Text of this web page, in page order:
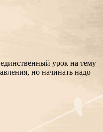
урок на тему
но начинать надо